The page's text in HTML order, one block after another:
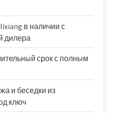
в наличии с
дилера
срок с полным
и беседки из
ключ